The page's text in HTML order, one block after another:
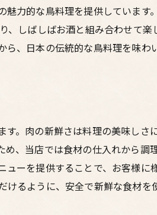
力的な鳥料理を提供していま
しばしばお酒と組み合わせて
、日本の伝統的な鳥料理を味わ
。肉の新鮮さは料理の美味し
、当店では食材の仕入れから
ーを提供することで、お客様
るように、安全で新鮮な食材を